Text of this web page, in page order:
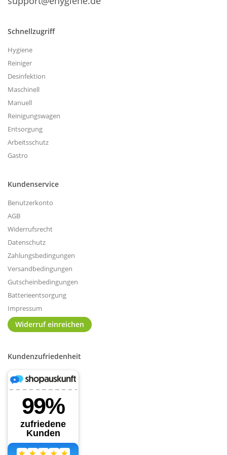
Schnellzugriff
Hygiene
Reiniger
Desinfektion
Maschinell
Manuell
Reinigungswagen
Entsorgung
Arbeitsschutz
Gastro
Kundenservice
Benutzerkonto
AGB
Widerrufsrecht
Datenschutz
Zahlungsbedingungen
Versandbedingungen
Gutscheinbedingungen
Batterieentsorgung
Impressum
Widerruf einreichen
Kundenzufriedenheit